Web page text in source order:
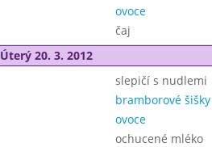
ovoce
čaj
Úterý 20. 3. 2012
slepičí s nudlemi
bramborové
ovoce
ochucené mléko